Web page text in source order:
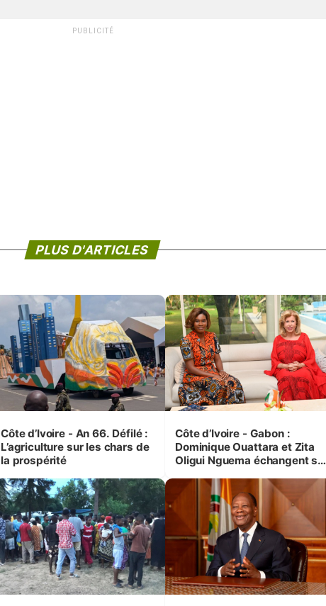
PUBLICITÉ
PLUS D'ARTICLES
Côte d’Ivoire - An 66. Défilé :
L’agriculture sur les chars de
la prospérité
Côte d’Ivoire - Gabon :
Dominique Ouattara et Zita
Oligui Nguema échangent sur
femmes et des enfants